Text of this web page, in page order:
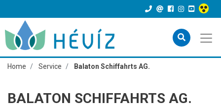
Home Service Balaton Schiffahrts AG.
BALATON SCHIFFAHRTS AG.